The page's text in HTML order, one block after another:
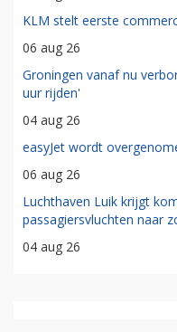
KLM stelt eerste
06 aug 26
Groningen vanaf nu
uur rijden'
04 aug 26
easyJet wordt
06 aug 26
Luchthaven Luik krijgt
passagiersvluchten naar
04 aug 26